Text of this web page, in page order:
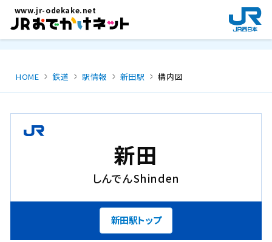
メインコンテンツにスキップ
www.jr-odekake.net
新
規
ウ
で
HOME 鉄道 駅情報 新田駅 構内図
新田
しんでんShinden
新田駅トップ